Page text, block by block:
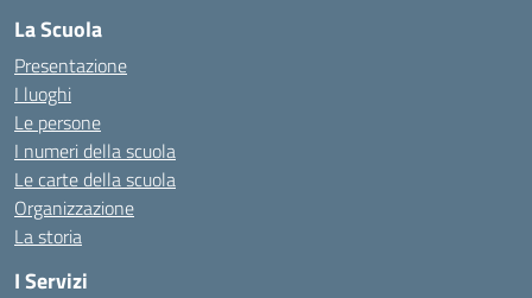
La Scuola
Presentazione
I luoghi
Le persone
I numeri della scuola
Le carte della scuola
Organizzazione
La storia
I Servizi